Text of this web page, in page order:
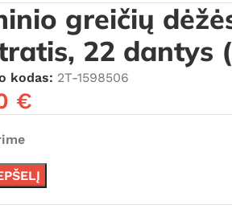
greičių
22 dantys
kodas: 2T-1598506
€